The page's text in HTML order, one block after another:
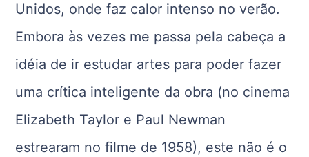
Unidos, onde faz calor intenso no verão.
Embora às vezes me passa pela cabeça a
idéia de ir estudar artes para poder fazer
uma crítica inteligente da obra (no cinema
Elizabeth Taylor e Paul Newman
estrearam no filme de 1958), este não é o